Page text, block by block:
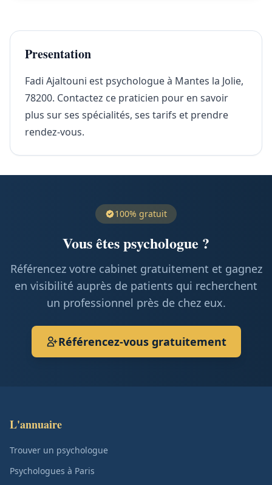
Presentation
Fadi Ajaltouni est psychologue à Mantes la Jolie,
78200. Contactez ce praticien pour en savoir
plus sur ses spécialités, ses tarifs et prendre
rendez-vous.
100% gratuit
Vous êtes psychologue ?
Référencez votre cabinet gratuitement et gagnez
en visibilité auprès de patients qui recherchent
un professionnel près de chez eux.
Référencez-vous gratuitement
L'annuaire
Trouver un psychologue
Psychologues à Paris